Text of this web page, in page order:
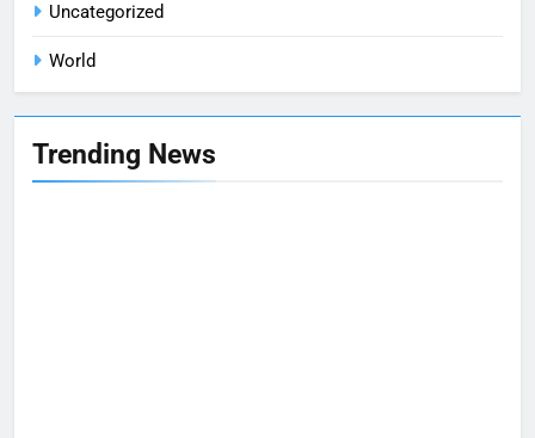
Uncategorized
World
Trending News